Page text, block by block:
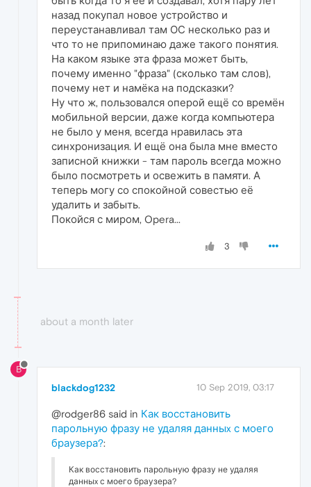
назад покупал новое устройство и
переустанавливал там ОС несколько раз и
что то не припоминаю даже такого понятия.
На каком языке эта фраза может быть,
почему именно "фраза" (сколько там слов),
почему нет и намёка на подсказки?
Ну что ж, пользовался оперой ещё со времён
мобильной версии, даже когда компьютера
не было у меня, всегда нравилась эта
синхронизация. И ещё она была мне вместо
записной книжки - там пароль всегда можно
было посмотреть и освежить в памяти. А
теперь могу со спокойной совестью её
удалить и забыть.
Покойся с миром, Opera...
3
about a month later
B
blackdog1232 10 Sep 2019, 03:17
@rodger86 said in Как восстановить
парольную фразу не удаляя данныx с моего
браузера?:
Как восстановить парольную фразу не удаляя
данныx с моего браузера?